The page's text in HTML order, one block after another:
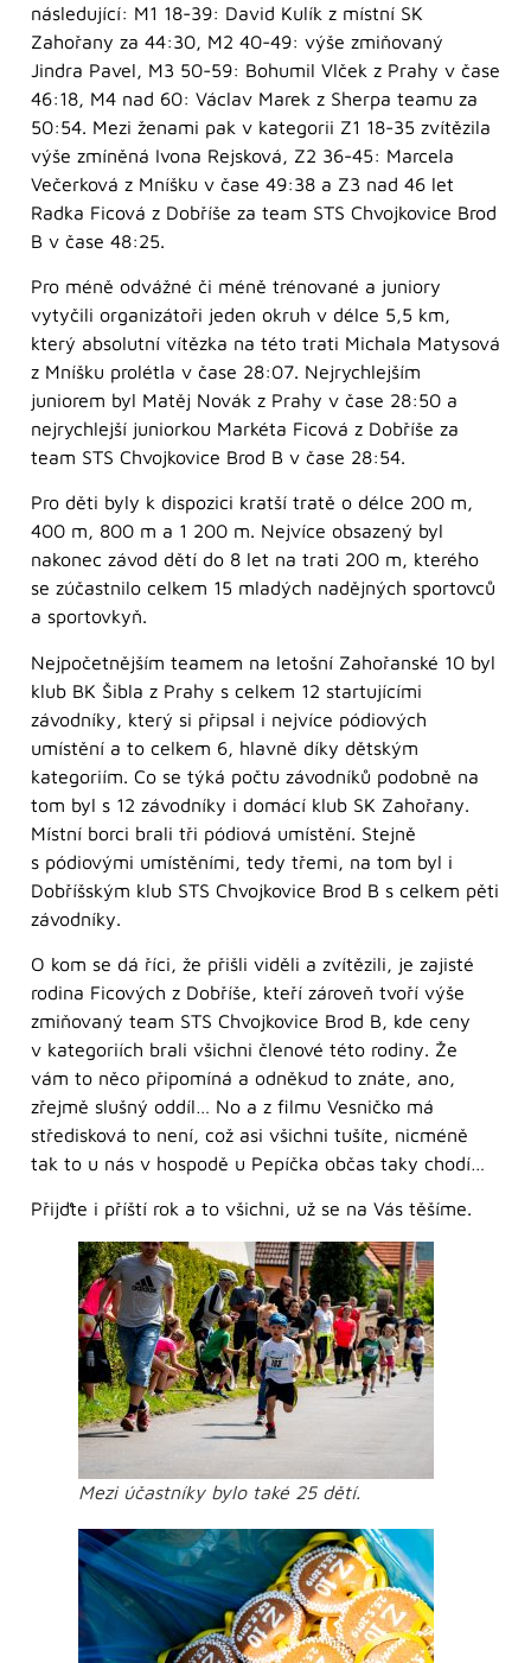
následující: M1 18-39: David Kulík z místní SK
Zahořany za 44:30, M2 40-49: výše zmiňovaný
Jindra Pavel, M3 50-59: Bohumil Vlček z Prahy v čase
46:18, M4 nad 60: Václav Marek z Sherpa teamu za
50:54. Mezi ženami pak v kategorii Z1 18-35 zvítězila
výše zmíněná Ivona Rejsková, Z2 36-45: Marcela
Večerková z Mníšku v čase 49:38 a Z3 nad 46 let
Radka Ficová z Dobříše za team STS Chvojkovice Brod
B v čase 48:25.
Pro méně odvážné či méně trénované a juniory
vytyčili organizátoři jeden okruh v délce 5,5 km,
který absolutní vítězka na této trati Michala Matysová
z Mníšku prolétla v čase 28:07. Nejrychlejším
juniorem byl Matěj Novák z Prahy v čase 28:50 a
nejrychlejší juniorkou Markéta Ficová z Dobříše za
team STS Chvojkovice Brod B v čase 28:54.
Pro děti byly k dispozici kratší tratě o délce 200 m,
400 m, 800 m a 1 200 m. Nejvíce obsazený byl
nakonec závod dětí do 8 let na trati 200 m, kterého
se zúčastnilo celkem 15 mladých nadějných sportovců
a sportovkyň.
Nejpočetnějším teamem na letošní Zahořanské 10 byl
klub BK Šibla z Prahy s celkem 12 startujícími
závodníky, který si připsal i nejvíce pódiových
umístění a to celkem 6, hlavně díky dětským
kategoriím. Co se týká počtu závodníků podobně na
tom byl s 12 závodníky i domácí klub SK Zahořany.
Místní borci brali tři pódiová umístění. Stejně
s pódiovými umístěními, tedy třemi, na tom byl i
Dobříšským klub STS Chvojkovice Brod B s celkem pěti
závodníky.
O kom se dá říci, že přišli viděli a zvítězili, je zajisté
rodina Ficových z Dobříše, kteří zároveň tvoří výše
zmiňovaný team STS Chvojkovice Brod B, kde ceny
v kategoriích brali všichni členové této rodiny. Že
vám to něco připomíná a odněkud to znáte, ano,
zřejmě slušný oddíl… No a z filmu Vesničko má
středisková to není, což asi všichni tušíte, nicméně
tak to u nás v hospodě u Pepíčka občas taky chodí…
Přijďte i příští rok a to všichni, už se na Vás těšíme.
Mezi účastníky bylo také 25 dětí.